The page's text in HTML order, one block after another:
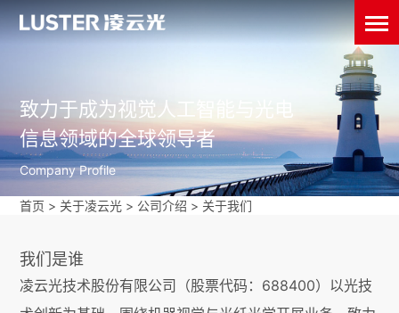
致力于成为视觉人工智能与光电
信息领域的全球领导者
Company Profile
首页 > 关于凌云光 > 公司介绍 > 关于我们
我们是谁
凌云光技术股份有限公司（股票代码：688400）以光技